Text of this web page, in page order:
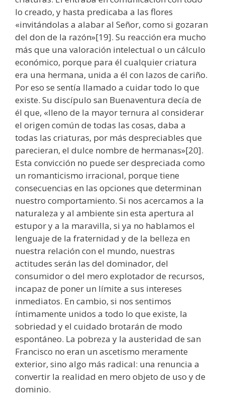
lo creado, y hasta predicaba a las flores
«invitándolas a alabar al Señor, como si gozaran
del don de la razón»[19]. Su reacción era mucho
más que una valoración intelectual o un cálculo
económico, porque para él cualquier criatura
era una hermana, unida a él con lazos de cariño.
Por eso se sentía llamado a cuidar todo lo que
existe. Su discípulo san Buenaventura decía de
él que, «lleno de la mayor ternura al considerar
el origen común de todas las cosas, daba a
todas las criaturas, por más despreciables que
parecieran, el dulce nombre de hermanas»[20].
Esta convicción no puede ser despreciada como
un romanticismo irracional, porque tiene
consecuencias en las opciones que determinan
nuestro comportamiento. Si nos acercamos a la
naturaleza y al ambiente sin esta apertura al
estupor y a la maravilla, si ya no hablamos el
lenguaje de la fraternidad y de la belleza en
nuestra relación con el mundo, nuestras
actitudes serán las del dominador, del
consumidor o del mero explotador de recursos,
incapaz de poner un límite a sus intereses
inmediatos. En cambio, si nos sentimos
íntimamente unidos a todo lo que existe, la
sobriedad y el cuidado brotarán de modo
espontáneo. La pobreza y la austeridad de san
Francisco no eran un ascetismo meramente
exterior, sino algo más radical: una renuncia a
convertir la realidad en mero objeto de uso y de
dominio.